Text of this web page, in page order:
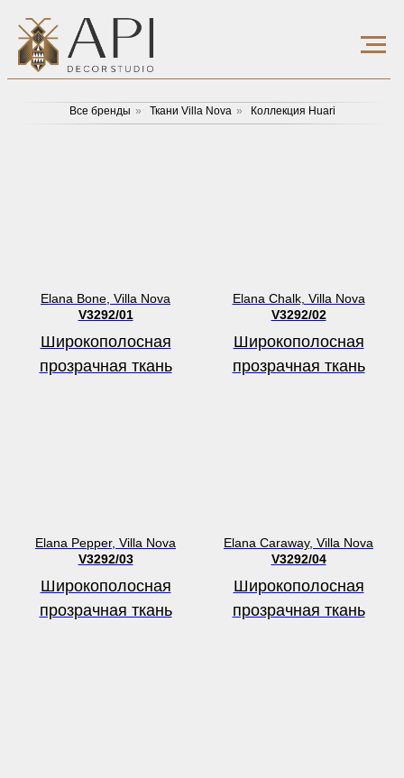
Все бренды » Ткани Villa Nova » Коллекция Huari
Elana Bone, Villa Nova
V3292/01
Широкополосная
прозрачная ткань
Elana Chalk, Villa Nova
V3292/02
Широкополосная
прозрачная ткань
Elana Pepper, Villa Nova
V3292/03
Широкополосная
прозрачная ткань
Elana Caraway, Villa Nova
V3292/04
Широкополосная
прозрачная ткань